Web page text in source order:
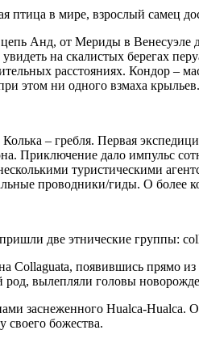
в мире, взрослый самец
Анд, от Мериды в
на скалистых берегах
расстояниях. Кондор
этом ни одного взмаха крыльев.
– гребля. Первая
Приключение дало импульс
туристическими
проводники/гиды. О более
две этнические группы:
Collaguata, появившись прямо
вылепляли головы
заснеженного Hualca-
божества.